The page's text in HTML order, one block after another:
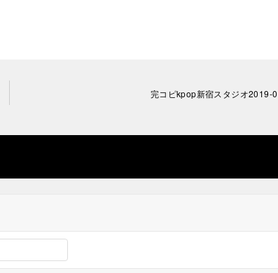
完コピkpop新宿スタジオ2019-